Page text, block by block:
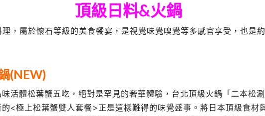
頂級日料&火鍋
，屬於懷石等級的美食饗宴，是視覺味覺嗅覺等多感官享受，也是
(NEW)
味活體松葉蟹五吃，絕對是罕見的奢華體驗，台北頂級火鍋「二本松
<極上松葉蟹雙人套餐>正是這樣難得的味覺盛事。將日本頂級食材